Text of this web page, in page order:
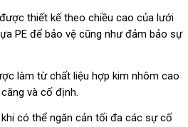
thiết kế theo chiều cao của lưới
PE để bảo vệ cũng như đảm bảo sự
làm từ chất liệu hợp kim nhôm cao
và cố định.
có thể ngăn cản tối đa các sự cố